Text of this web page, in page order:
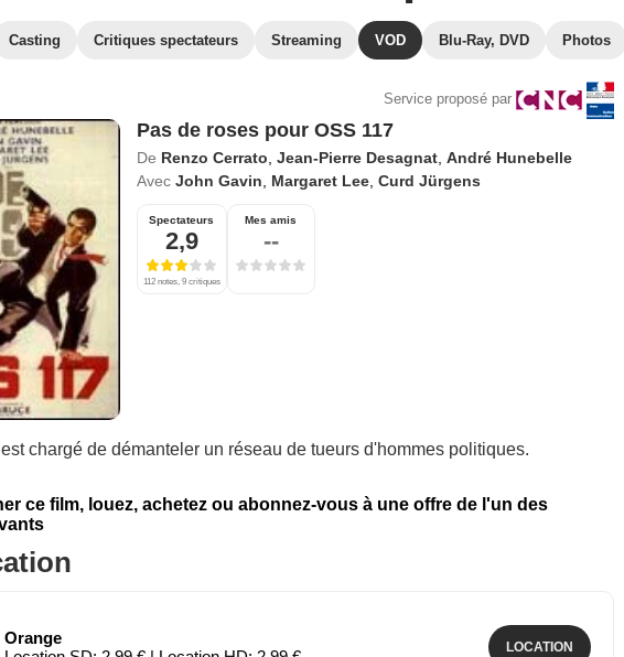
Casting Critiques spectateurs Streaming VOD Blu-Ray, DVD Photos
Service proposé par
Pas de roses pour OSS 117
De Renzo Cerrato Jean-Pierre Desagnat, André Hunebelle
Avec John Gavin Margaret Lee, Curd Jürgens
Spectateurs
2,9
112 notes, 9 critiques
Mes amis
--
chargé de démanteler un réseau de tueurs d'hommes politiques.
ce film, louez, achetez ou abonnez-vous à une offre de l'un des
Orange
LOCATION